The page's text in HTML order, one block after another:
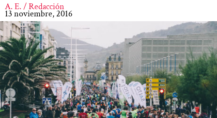
A. E. / Redacción
13 noviembre, 2016